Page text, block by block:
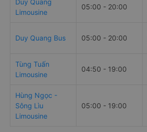
Duy Quang
Limousine
05:00 - 20:00
Duy Quang Bus 05:00 - 20:00
Tùng Tuấn
Limousine
04:50 - 19:00
Hùng Ngọc -
Sông Lìu
Limousine
05:00 - 19:00